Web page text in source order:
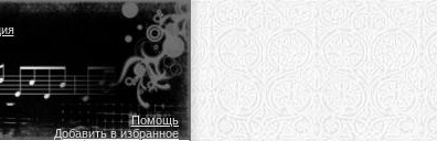
Помощь
Добавить в избранное